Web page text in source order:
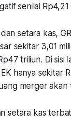
senilai Rp4,21
setara kas,
sekitar 3,01
triliun. Di sisi
hanya sekitar
merger akan
setara kas